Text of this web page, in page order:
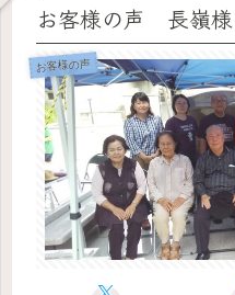
お客様の声 長嶺様
お客様の声